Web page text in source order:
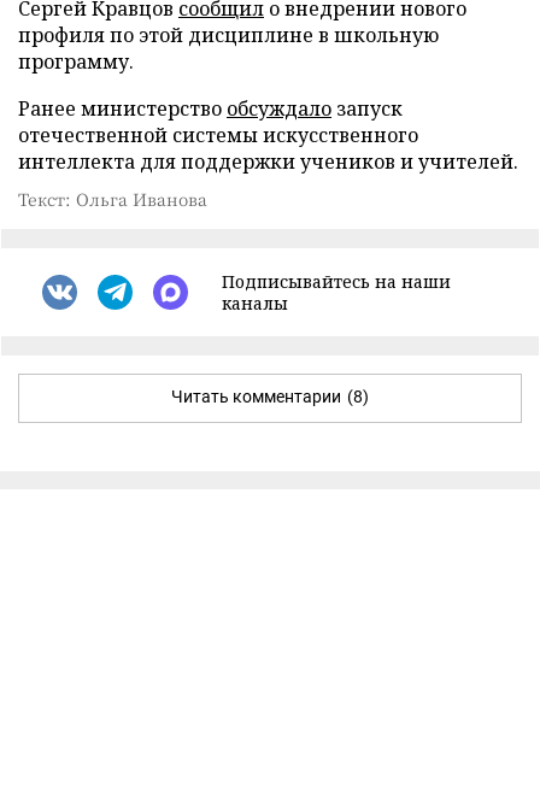
Сергей Кравцов сообщил о внедрении нового
профиля по этой дисциплине в школьную
программу.
Ранее министерство обсуждало запуск
отечественной системы искусственного
интеллекта для поддержки учеников и учителей.
Текст: Ольга Иванова
Подписывайтесь на наши
каналы
Читать комментарии (8)